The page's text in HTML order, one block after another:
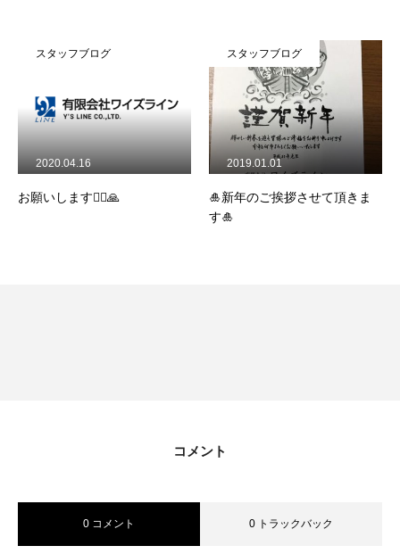
ワイズラインについて
事業内容
スタッフブログ
お願いします🙇‍♀️🙏
2020.04.16
スタッフブログ
🎍新年のご挨拶させて頂きま
す🎍
2019.01.01
コメント
0 コメント 0 トラックバック